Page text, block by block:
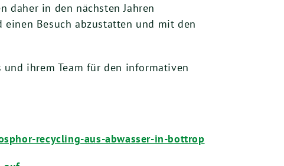
daher in den nächsten Jahren
Besuch abzustatten und mit den
und ihrem Team für den informativen
recycling-aus-abwasser-in-bottrop